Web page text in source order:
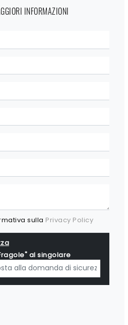
INFORMAZIONI
sulla Privacy Policy
al singolare